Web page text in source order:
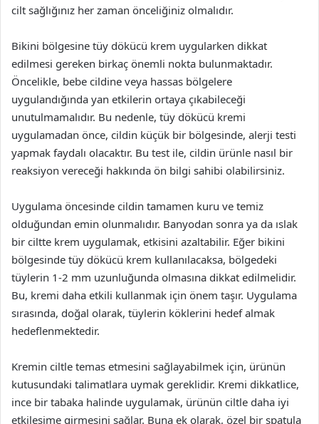
cilt sağlığınız her zaman önceliğiniz olmalıdır.
Bikini bölgesine tüy dökücü krem uygularken dikkat
edilmesi gereken birkaç önemli nokta bulunmaktadır.
Öncelikle, bebe cildine veya hassas bölgelere
uygulandığında yan etkilerin ortaya çıkabileceği
unutulmamalıdır. Bu nedenle, tüy dökücü kremi
uygulamadan önce, cildin küçük bir bölgesinde, alerji testi
yapmak faydalı olacaktır. Bu test ile, cildin ürünle nasıl bir
reaksiyon vereceği hakkında ön bilgi sahibi olabilirsiniz.
Uygulama öncesinde cildin tamamen kuru ve temiz
olduğundan emin olunmalıdır. Banyodan sonra ya da ıslak
bir ciltte krem uygulamak, etkisini azaltabilir. Eğer bikini
bölgesinde tüy dökücü krem kullanılacaksa, bölgedeki
tüylerin 1-2 mm uzunluğunda olmasına dikkat edilmelidir.
Bu, kremi daha etkili kullanmak için önem taşır. Uygulama
sırasında, doğal olarak, tüylerin köklerini hedef almak
hedeflenmektedir.
Kremin ciltle temas etmesini sağlayabilmek için, ürünün
kutusundaki talimatlara uymak gereklidir. Kremi dikkatlice,
ince bir tabaka halinde uygulamak, ürünün ciltle daha iyi
etkileşime girmesini sağlar. Buna ek olarak, özel bir spatula